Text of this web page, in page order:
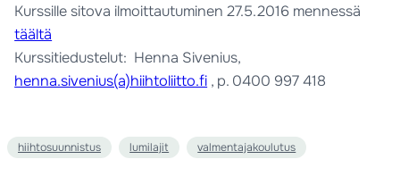
Kurssille sitova ilmoittautuminen 27.5.2016 mennessä
täältä
Kurssitiedustelut: Henna Sivenius,
henna.sivenius(a)hiihtoliitto.fi , p. 0400 997 418
hiihtosuunnistus lumilajit valmentajakoulutus